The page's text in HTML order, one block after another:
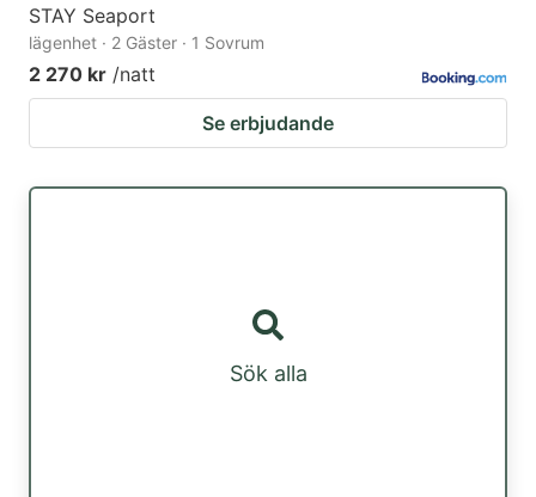
STAY Seaport
lägenhet · 2 Gäster · 1 Sovrum
2 270 kr /natt
Se erbjudande
Sök alla